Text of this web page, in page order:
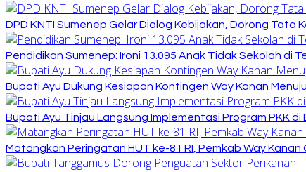
DPD KNTI Sumenep Gelar Dialog Kebijakan, Dorong Tata
Pendidikan Sumenep: Ironi 13.095 Anak Tidak Sekolah di
Bupati Ayu Dukung Kesiapan Kontingen Way Kanan
Bupati Ayu Tinjau Langsung Implementasi Program PKK di
Matangkan Peringatan HUT ke-81 RI, Pemkab Way